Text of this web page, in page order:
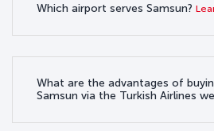
Which airport serves Samsun?
What are the advantages of
Samsun via the Turkish Airlines